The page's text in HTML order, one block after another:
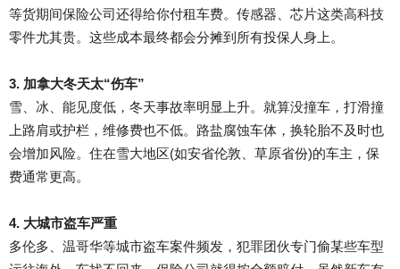
等货期间保险公司还得给你付租车费。传感器、芯片这类高科技
零件尤其贵。这些成本最终都会分摊到所有投保人身上。
3. 加拿大冬天太“伤车”
雪、冰、能见度低，冬天事故率明显上升。就算没撞车，打滑撞
上路肩或护栏，维修费也不低。路盐腐蚀车体，换轮胎不及时也
会增加风险。住在雪大地区(如安省伦敦、草原省份)的车主，保
费通常更高。
4. 大城市盗车严重
多伦多、温哥华等城市盗车案件频发，犯罪团伙专门偷某些车型